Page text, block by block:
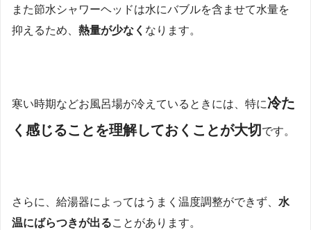
また節水シャワーヘッドは水にバブルを含ませて水量を
抑えるため、 熱量が少なく なります。
寒い時期などお風呂場が冷えているときには、特に冷た
く感じることを理解しておくことが大切 です。
さらに、給湯器によってはうまく温度調整ができず、 水
温にばらつきが出ることがあります。